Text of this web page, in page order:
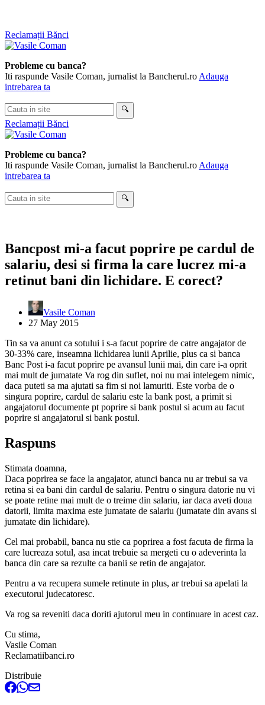
Skip
to
Reclamații Bănci
Probleme cu banca?
Iti raspunde Vasile Coman, jurnalist la Bancherul.ro Adauga
intrebarea ta
Cauta
in
site
🔍
Reclamații Bănci
Probleme cu banca?
Iti raspunde Vasile Coman, jurnalist la Bancherul.ro Adauga
intrebarea ta
Cauta
in
🔍
Bancpost mi-a facut poprire pe cardul de
salariu, desi si firma la care lucrez mi-a
retinut bani din lichidare. E corect?
Vasile Coman
27 May 2015
Tin sa va anunt ca sotului i s-a facut poprire de catre angajator de
30-33% care, inseamna lichidarea lunii Aprilie, plus ca si banca
Banc Post i-a facut poprire pe avansul lunii mai, din care i-a oprit
mai mult de jumatate Va rog din suflet, noi nu mai intelegem nimic,
daca puteti sa ma ajutati sa fim si noi lamuriti. Este vorba de o
singura poprire, cardul de salariu este la bank post, a primit si
angajatorul documente pt poprire si bank postul si acum au facut
poprire si angajatorul si bank postul.
Raspuns
Stimata doamna,
Daca poprirea se face la angajator, atunci banca nu ar trebui sa va
retina si ea bani din cardul de salariu. Pentru o singura datorie nu vi
se poate retine mai mult de o treime din salariu, iar daca aveti doua
datorii, limita maxima este jumatate de salariu (jumatate din avans si
jumatate din lichidare).
Cel mai probabil, banca nu stie ca poprirea a fost facuta de firma la
care lucreaza sotul, asa incat trebuie sa mergeti cu o adeverinta la
banca din care sa rezulte ca banii se retin de angajator.
Pentru a va recupera sumele retinute in plus, ar trebui sa apelati la
executorul judecatoresc.
Va rog sa reveniti daca doriti ajutorul meu in continuare in acest caz.
Cu stima,
Vasile Coman
Reclamatiibanci.ro
Distribuie